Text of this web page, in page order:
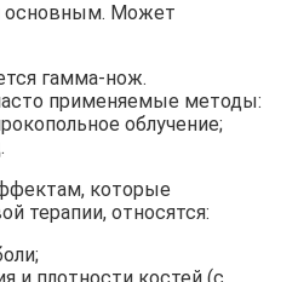
основным. Может
гамма-нож.
применяемые методы:
облучение;
которые
терапии, относятся: